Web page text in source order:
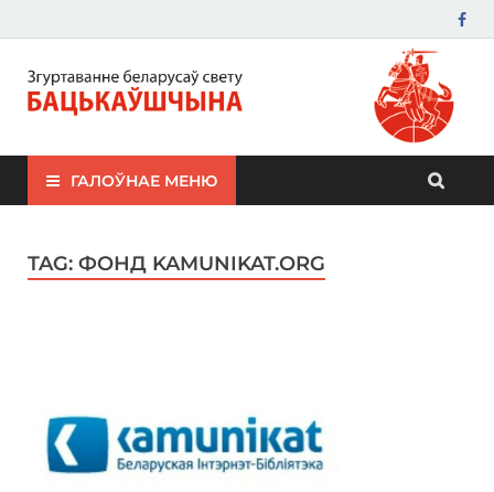
ЗБС "Бацькаўшчына"
ГАЛОЎНАЕ МЕНЮ
TAG: ФОНД KAMUNIKAT.ORG